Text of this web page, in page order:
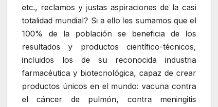
etc., reclamos y justas aspiraciones de la casi
totalidad mundial? Si a ello les sumamos que el
100% de la población se beneficia de los
resultados y productos científico-técnicos,
incluidos los de su reconocida industria
farmacéutica y biotecnológica, capaz de crear
productos únicos en el mundo: vacuna contra
el cáncer de pulmón, contra meningitis